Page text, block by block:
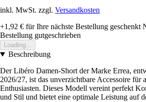
inkl. MwSt. zzgl. Versandkosten
+1,92 € für Ihre nächste Bestellung geschenkt
Bestellung gutgeschrieben
Loading...
Beschreibung
Der Libéro Damen-Short der Marke Errea,
2026/27, ist das unverzichtbare Accessoire für
Enthusiasten. Dieses Modell vereint perfekt
und Stil und bietet eine optimale Leistung auf